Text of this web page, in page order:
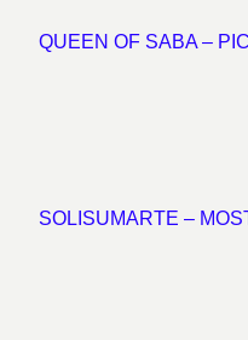
QUEEN OF SABA –
SOLISUMARTE –